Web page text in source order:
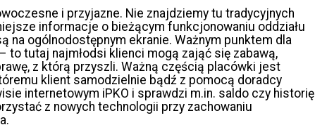
i przyjazne. Nie znajdziemy tu tradycyjnych
informacje o bieżącym funkcjonowaniu oddziału
na ogólnodostępnym ekranie. Ważnym punktem dla
tutaj najmłodsi klienci mogą zająć się zabawą,
z którą przyszli. Ważną częścią placówki jest
klient samodzielnie bądź z pomocą doradcy
internetowym iPKO i sprawdzi m.in. saldo czy historię
z nowych technologii przy zachowaniu